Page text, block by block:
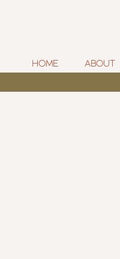
HOME ABOUT